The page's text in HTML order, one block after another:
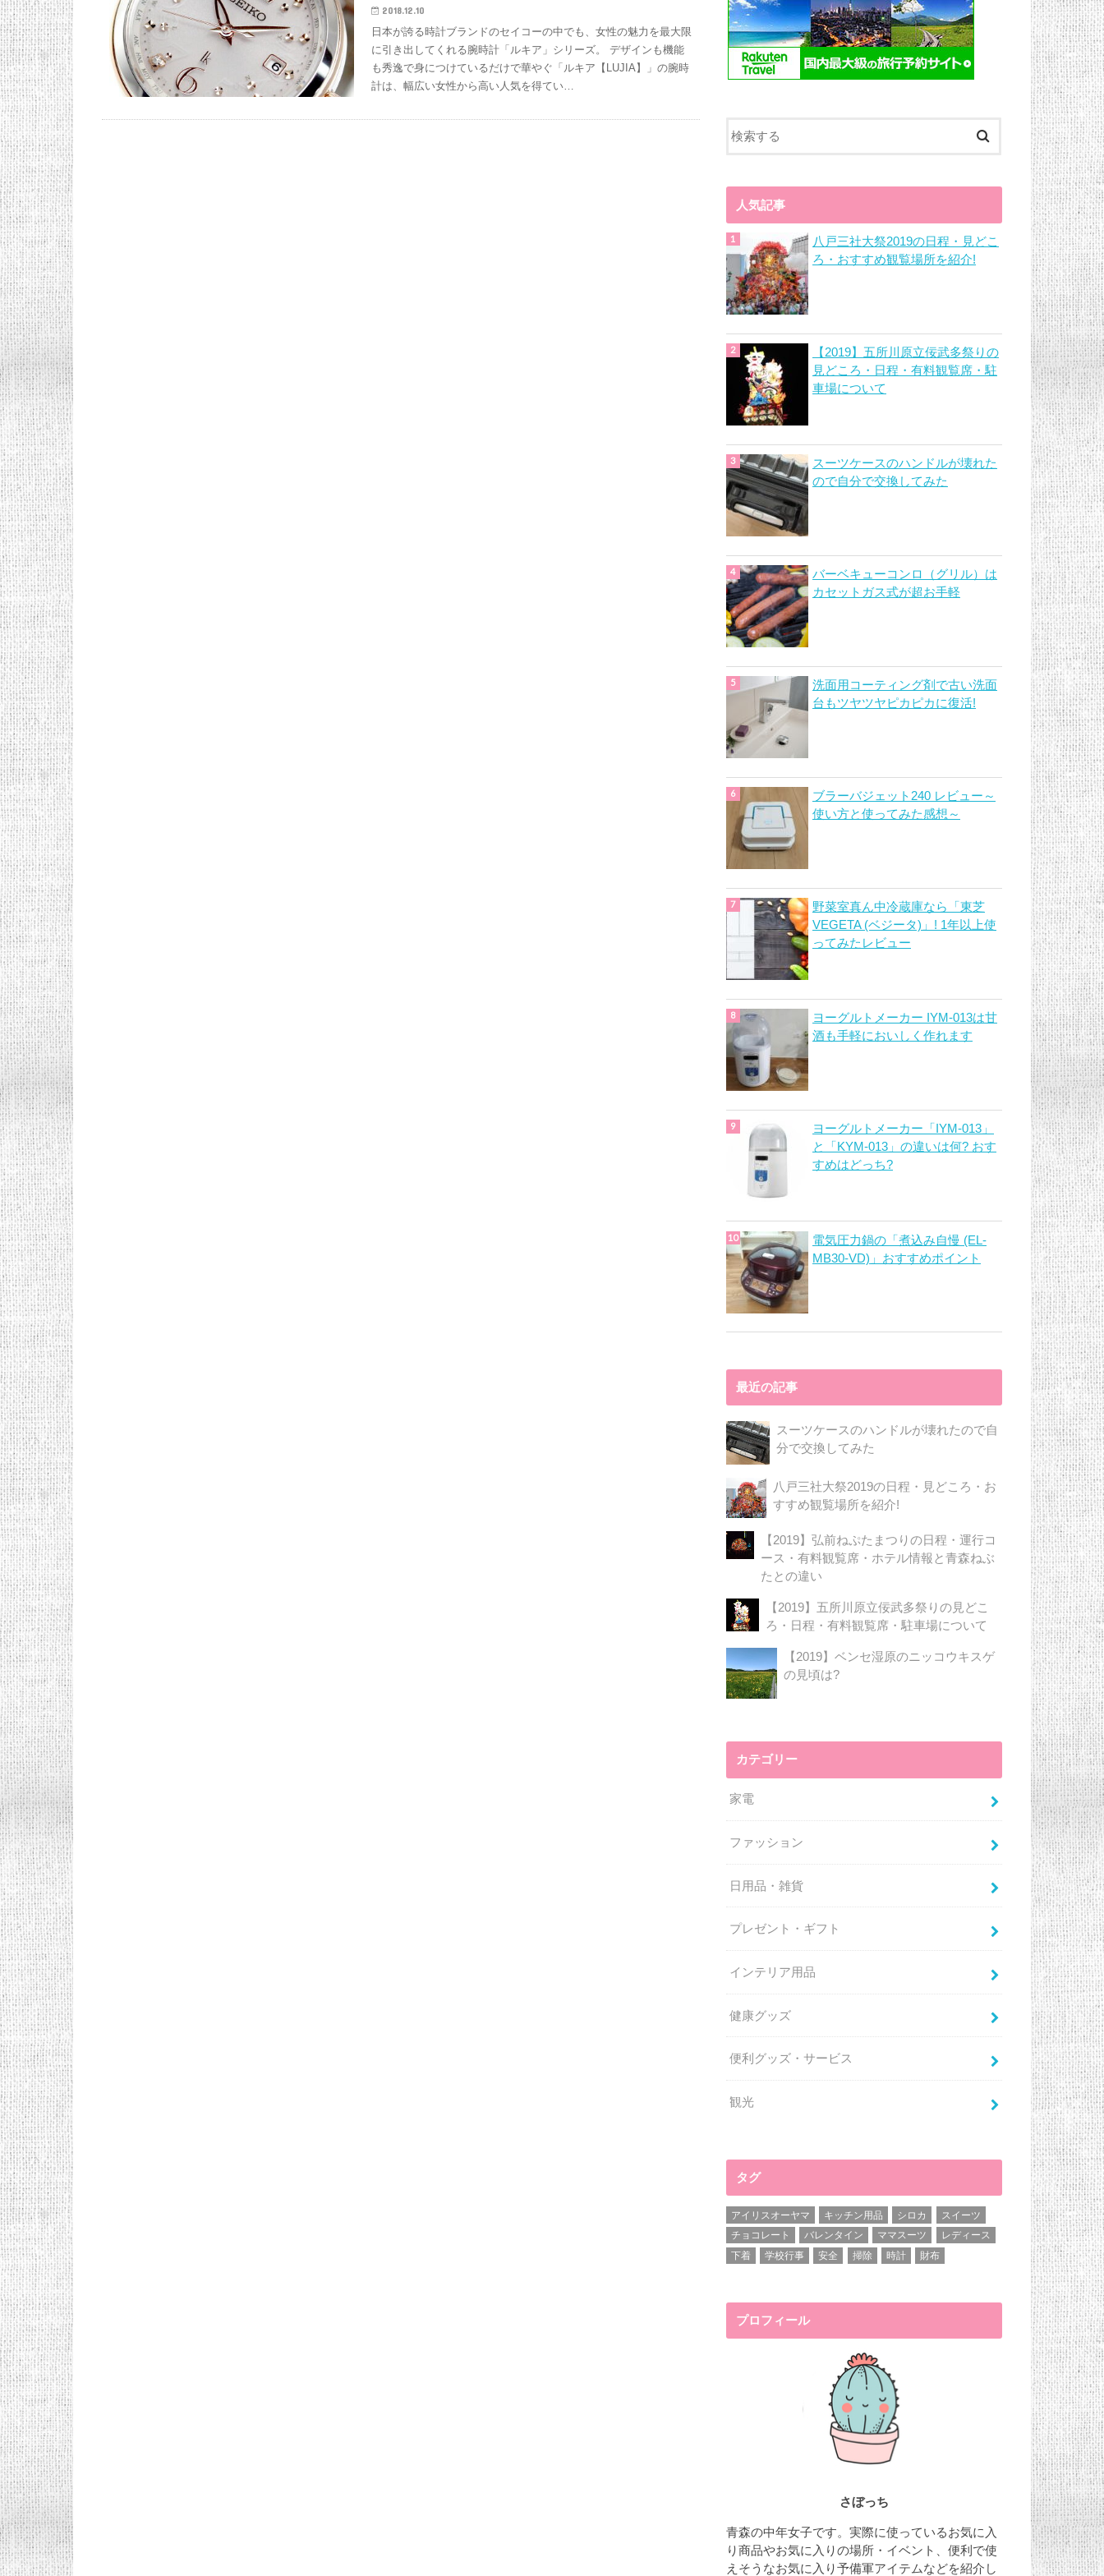
2018.12.10
日本が誇る時計ブランドのセイコーの中でも、女性の魅力を最大限
に引き出してくれる腕時計「ルキア」シリーズ。 デザインも機能
も秀逸で身につけているだけで華やぐ「ルキア【LUJIA】」の腕時
計は、幅広い女性から高い人気を得てい…
人気記事
八戸三社大祭2019の日程・見どこ
ろ・おすすめ観覧場所を紹介!
【2019】五所川原立佞武多祭りの
見どころ・日程・有料観覧席・駐
車場について
スーツケースのハンドルが壊れた
ので自分で交換してみた
バーベキューコンロ（グリル）は
カセットガス式が超お手軽
洗面用コーティング剤で古い洗面
台もツヤツヤピカピカに復活!
ブラーバジェット240 レビュー～
使い方と使ってみた感想～
野菜室真ん中冷蔵庫なら「東芝
VEGETA (ベジータ)」! 1年以上使
ってみたレビュー
ヨーグルトメーカー IYM-013は甘
酒も手軽においしく作れます
ヨーグルトメーカー「IYM-013」
と「KYM-013」の違いは何? おす
すめはどっち?
電気圧力鍋の「煮込み自慢 (EL-
MB30-VD)」おすすめポイント
最近の記事
スーツケースのハンドルが壊れたので自
分で交換してみた
八戸三社大祭2019の日程・見どころ・お
すすめ観覧場所を紹介!
【2019】弘前ねぷたまつりの日程・運行コ
ース・有料観覧席・ホテル情報と青森ねぶ
たとの違い
【2019】五所川原立佞武多祭りの見どこ
ろ・日程・有料観覧席・駐車場について
【2019】ベンセ湿原のニッコウキスゲ
の見頃は?
カテゴリー
家電
ファッション
日用品・雑貨
プレゼント・ギフト
インテリア用品
健康グッズ
便利グッズ・サービス
観光
タグ
アイリスオーヤマ キッチン用品 シロカ
スイーツ
チョコレート
バレンタイン ママスーツ
レディース
下着
学校行事 安全 掃除 時計 財布
プロフィール
さぼっち
青森の中年女子です。実際に使っているお気に入
り商品やお気に入りの場所・イベント、便利で使
えそうなお気に入り予備軍アイテムなどを紹介し